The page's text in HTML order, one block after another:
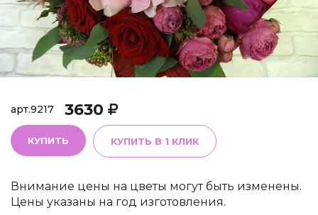
арт.9217 3630
КУПИТЬ КУПИТЬ В 1 КЛИК
Внимание цены на цветы могут быть изменены.
Цены указаны на год изготовления.